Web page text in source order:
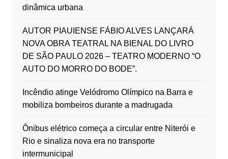
dinâmica urbana
AUTOR PIAUIENSE FÁBIO ALVES LANÇARÁ
NOVA OBRA TEATRAL NA BIENAL DO LIVRO
DE SÃO PAULO 2026 – TEATRO MODERNO “O
AUTO DO MORRO DO BODE”.
Incêndio atinge Velódromo Olímpico na Barra e
mobiliza bombeiros durante a madrugada
Ônibus elétrico começa a circular entre Niterói e
Rio e sinaliza nova era no transporte
intermunicipal